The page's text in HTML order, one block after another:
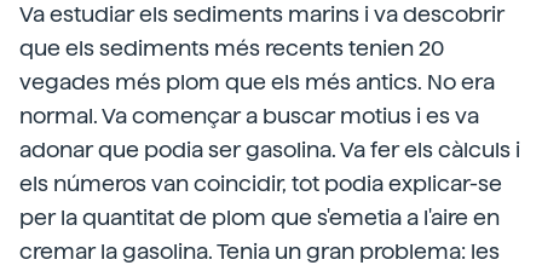
Va estudiar els sediments marins i va descobrir
que els sediments més recents tenien 20
vegades més plom que els més antics. No era
normal. Va començar a buscar motius i es va
adonar que podia ser gasolina. Va fer els càlculs i
els números van coincidir, tot podia explicar-se
per la quantitat de plom que s'emetia a l'aire en
cremar la gasolina. Tenia un gran problema: les